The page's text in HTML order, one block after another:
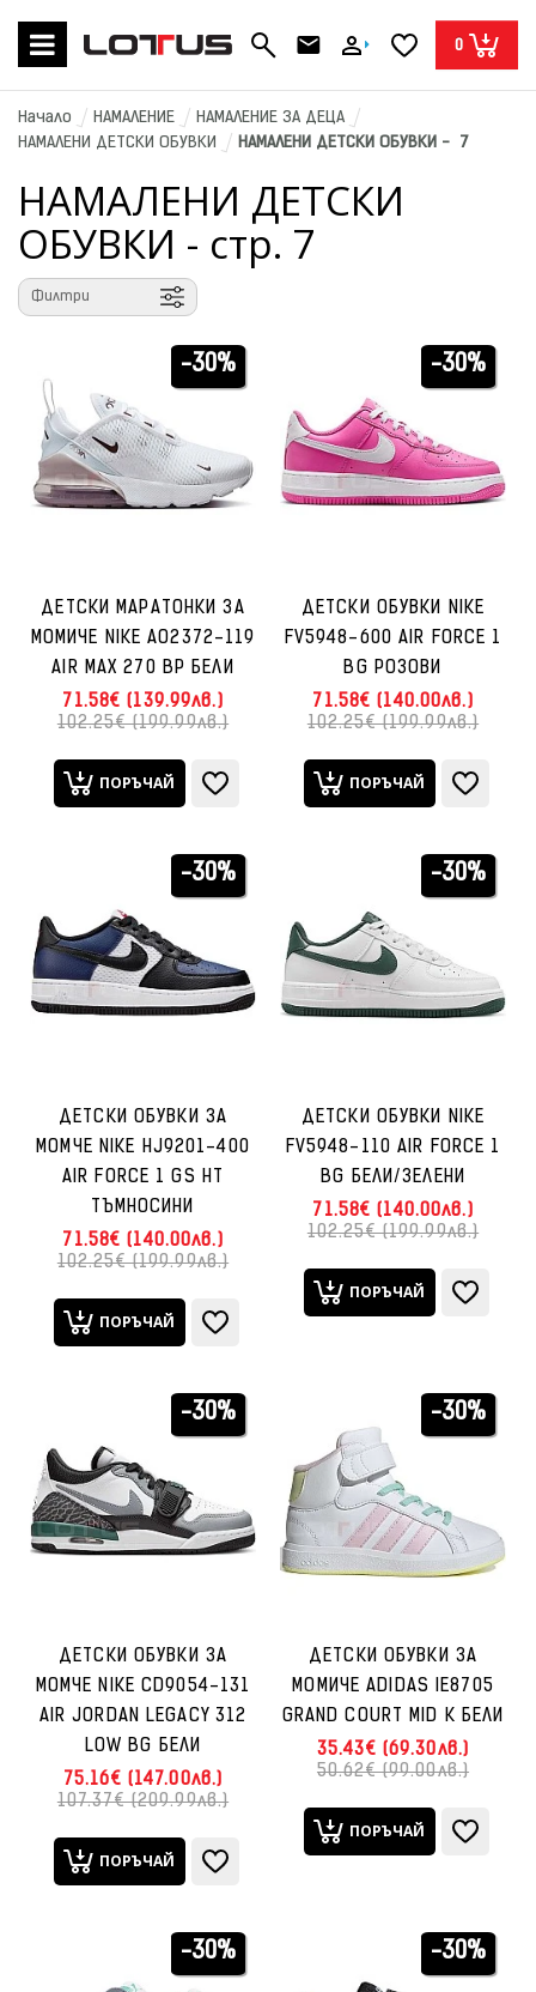
0
Начало НАМАЛЕНИЕ
НАМАЛЕНИЕ ЗА ДЕЦА
НАМАЛЕНИ ДЕТСКИ ОБУВКИ
НАМАЛЕНИ ДЕТСКИ ОБУВКИ -  7
НАМАЛЕНИ ДЕТСКИ
ОБУВКИ - стр. 7
Филтри
-30%
ДЕТСКИ МАРАТОНКИ ЗА
МОМИЧЕ NIKE AO2372-119
AIR MAX 270 BP БЕЛИ
71.58€ (139.99лв.)
102.25€ (199.99лв.)
ПОРЪЧАЙ
-30%
ДЕТСКИ ОБУВКИ NIKE
FV5948-600 AIR FORCE 1
BG РОЗОВИ
71.58€ (140.00лв.)
102.25€ (199.99лв.)
ПОРЪЧАЙ
-30%
ДЕТСКИ ОБУВКИ ЗА
МОМЧЕ NIKE HJ9201-400
AIR FORCE 1 GS HT
ТЪМНОСИНИ
71.58€ (140.00лв.)
102.25€ (199.99лв.)
ПОРЪЧАЙ
-30%
ДЕТСКИ ОБУВКИ NIKE
FV5948-110 AIR FORCE 1
BG БЕЛИ/ЗЕЛЕНИ
71.58€ (140.00лв.)
102.25€ (199.99лв.)
ПОРЪЧАЙ
-30%
ДЕТСКИ ОБУВКИ ЗА
МОМЧЕ NIKE CD9054-131
AIR JORDAN LEGACY 312
LOW BG БЕЛИ
75.16€ (147.00лв.)
107.37€ (209.99лв.)
ПОРЪЧАЙ
-30%
ДЕТСКИ ОБУВКИ ЗА
МОМИЧЕ ADIDAS IE8705
GRAND COURT MID K БЕЛИ
35.43€ (69.30лв.)
50.62€ (99.00лв.)
ПОРЪЧАЙ
-30% -30%